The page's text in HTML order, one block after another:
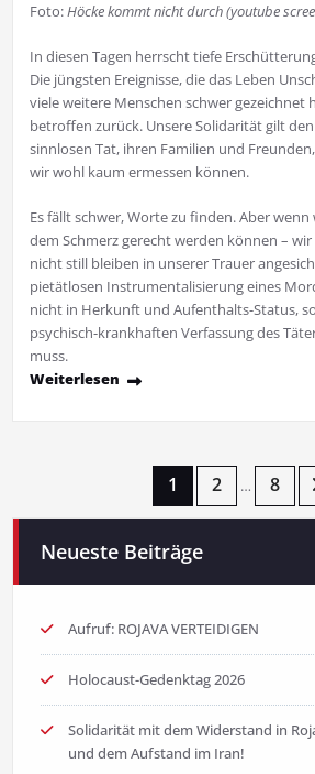
Foto:Höcke kommt nicht durch (youtube
In diesen Tagen herrscht tiefe
Die jüngsten Ereignisse, die das Leben
viele weitere Menschen schwer gezeichnet
betroffen zurück. Unsere Solidarität gilt
sinnlosen Tat, ihren Familien und
wir wohl kaum ermessen können.
Es fällt schwer, Worte zu finden. Aber
dem Schmerz gerecht werden können –
nicht still bleiben in unserer Trauer
pietätlosen Instrumentalisierung eines
nicht in Herkunft und Aufenthalts-Status,
psychisch-krankhaften Verfassung des
muss.
Weiterlesen
Seitennummerierung
der
Beiträge
1 2 … 8
Neueste Beiträge
Aufruf: ROJAVA VERTEIDIGEN
Holocaust-Gedenktag 2026
Solidarität mit dem Widerstand in
und dem Aufstand im Iran!